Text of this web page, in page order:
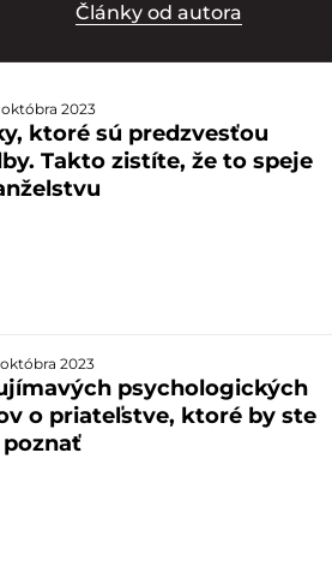
Články od autora
2023
ktoré sú predzvesťou
Takto zistíte, že to speje
2023
psychologických
o priateľstve, ktoré by ste